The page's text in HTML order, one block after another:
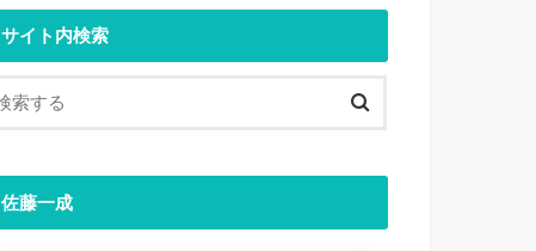
サイト内検索
佐藤一成